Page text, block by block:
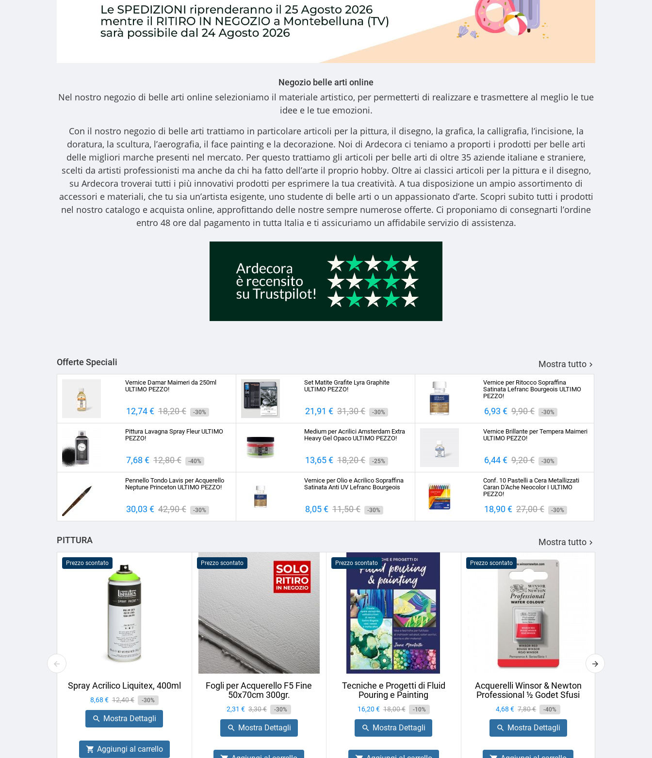
Negozio belle arti online
Nel nostro negozio di belle arti online selezioniamo il materiale artistico, per permetterti di realizzare e trasmettere al meglio le tue
idee e le tue emozioni.
Con il nostro negozio di belle arti trattiamo in particolare articoli per la pittura, il disegno, la grafica, la calligrafia, l’incisione, la
doratura, la scultura, l’aerografia, il face painting e la decorazione. Noi di Ardecora ci teniamo a proporti i prodotti per belle arti
delle migliori marche presenti nel mercato. Per questo trattiamo gli articoli per belle arti di oltre 35 aziende italiane e straniere,
scelti da artisti professionisti ma anche da chi ha fatto dell’arte il proprio hobby. Oltre ai classici articoli per la pittura e il disegno,
su Ardecora troverai tutti i più innovativi prodotti per esprimere la tua creatività. A tua disposizione un ampio assortimento di
accessori e materiali, che tu sia un’artista esigente, uno studente di belle arti o un appassionato d’arte. Scopri subito tutti i prodotti
nel nostro catalogo e acquista online, approfittando delle nostre sempre numerose offerte. Ci proponiamo di consegnarti l’ordine
entro 48 ore dal pagamento in tutta Italia e ti assicuriamo un affidabile servizio di assistenza.
Offerte Speciali Mostra tutto 
Vernice Damar Maimeri da 250ml
ULTIMO PEZZO!
Prezzo
12,74 € Prezzo
base
18,20 € -30%
Set Matite Grafite Lyra Graphite
ULTIMO PEZZO!
Prezzo
21,91 € Prezzo
base
31,30 € -30%
Vernice per Ritocco Sopraffina
Satinata Lefranc Bourgeois ULTIMO
PEZZO!
Prezzo
6,93 € Prezzo
base
9,90 € -30%
Pittura Lavagna Spray Fleur ULTIMO
PEZZO!
Prezzo
7,68 € Prezzo
base
12,80 € -40%
Medium per Acrilici Amsterdam Extra
Heavy Gel Opaco ULTIMO PEZZO!
Prezzo
13,65 € Prezzo
base
18,20 € -25%
Vernice Brillante per Tempera Maimeri
ULTIMO PEZZO!
Prezzo
6,44 € Prezzo
base
9,20 € -30%
Pennello Tondo Lavis per Acquerello
Neptune Princeton ULTIMO PEZZO!
Prezzo
30,03 € Prezzo
base
42,90 € -30%
Vernice per Olio e Acrilico Sopraffina
Satinata Anti UV Lefranc Bourgeois
Prezzo
8,05 € Prezzo
base
11,50 € -30%
Conf. 10 Pastelli a Cera Metallizzati
Caran D'Ache Neocolor I ULTIMO
PEZZO!
Prezzo
18,90 € Prezzo
base
27,00 € -30%
PITTURA Mostra tutto 
Prezzo scontato
Spray Acrilico Liquitex, 400ml
Prezzo
8,68 € Prezzo
base
12,40 € -30%
 Mostra Dettagli
 Aggiungi al carrello
Prezzo scontato
Fogli per Acquerello F5 Fine
50x70cm 300gr.
Prezzo
2,31 € Prezzo
base
3,30 € -30%
 Mostra Dettagli
Prezzo scontato
Tecniche e Progetti di Fluid
Pouring e Painting
Prezzo
16,20 € Prezzo
base
18,00 € -10%
 Mostra Dettagli
Prezzo scontato
Acquerelli Winsor & Newton
Professional ½ Godet Sfusi
Prezzo
4,68 € Prezzo
base
7,80 € -40%
 Mostra Dettagli